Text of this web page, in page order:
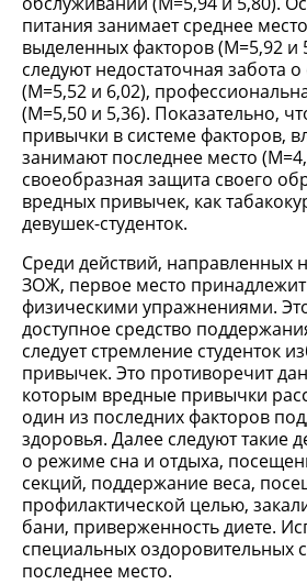
питания занимает среднее
выделенных факторов (М=5,92 и
следуют недостаточная забота
(М=5,52 и 6,02),
(М=5,50 и 5,36). Показательно,
привычки в системе факторов,
занимают последнее место
своеобразная защита своего
вредных привычек, как
девушек-студенток.
Среди действий, направленных
ЗОЖ, первое место принадлежит
физическими упражнениями.
доступное средство
следует стремление студенток
привычек. Это противоречит
которым вредные привычки
один из последних факторов
здоровья. Далее следуют такие
о режиме сна и отдыха,
секций, поддержание веса,
профилактической целью,
бани, приверженность диете.
специальных оздоровительных
последнее место.